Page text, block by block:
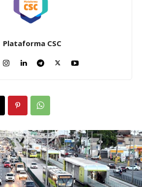
Plataforma CSC